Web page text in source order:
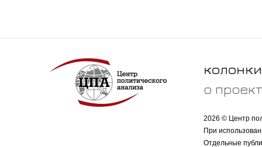
колонки
о
2026 © Центр
При
Отдельные